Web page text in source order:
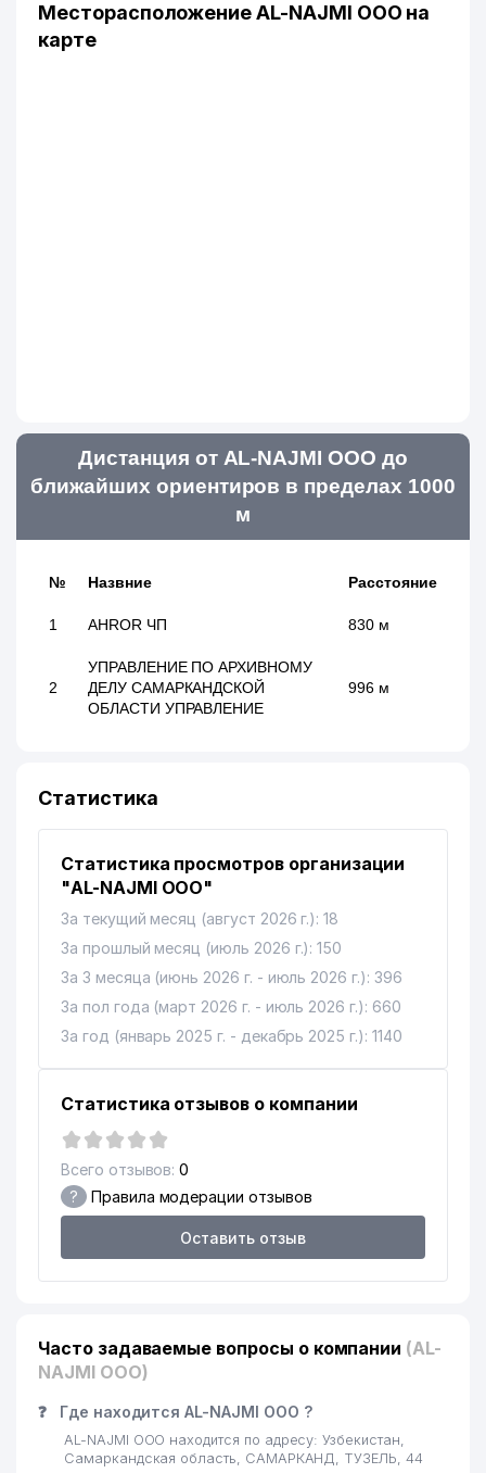
Месторасположение AL-NAJMI ООО на
карте
Дистанция от AL-NAJMI ООО до
ближайших ориентиров в пределах 1000
м
№ Назвние Расстояние
1 AHROR ЧП 830 м
2
УПРАВЛЕНИЕ ПО АРХИВНОМУ
ДЕЛУ САМАРКАНДСКОЙ
ОБЛАСТИ УПРАВЛЕНИЕ
996 м
Статистика
Статистика просмотров организации
"AL-NAJMI ООО"
За текущий месяц (август 2026 г.): 18
За прошлый месяц (июль 2026 г.): 150
За 3 месяца (июнь 2026 г. - июль 2026 г.): 396
За пол года (март 2026 г. - июль 2026 г.): 660
За год (январь 2025 г. - декабрь 2025 г.): 1140
Статистика отзывов о компании
Всего отзывов: 0
? Правила модерации отзывов
Оставить отзыв
Часто задаваемые вопросы о компании (AL-
NAJMI ООО)
❓ Где находится AL-NAJMI ООО ?
AL-NAJMI ООО находится по адресу: Узбекистан,
Самаркандская область, САМАРКАНД, ТУЗЕЛЬ, 44